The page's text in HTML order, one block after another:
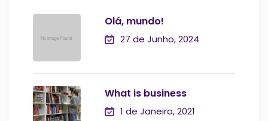
Olá, mundo!
27 de Junho, 2024
What is business
1 de Janeiro, 2021